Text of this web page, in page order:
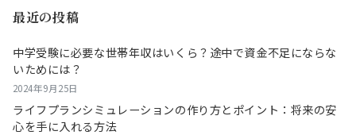
最近の投稿
中学受験に必要な世帯年収はいくら？途中で資金不足にならな
いためには？
2024年9月25日
ライフプランシミュレーションの作り方とポイント：将来の安
心を手に入れる方法